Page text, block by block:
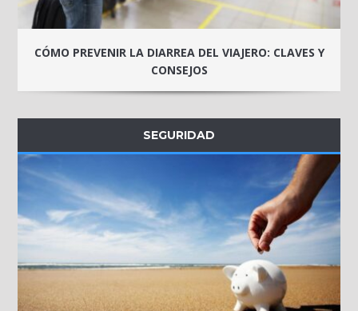
CÓMO PREVENIR LA DIARREA DEL VIAJERO: CLAVES Y
CONSEJOS
SEGURIDAD